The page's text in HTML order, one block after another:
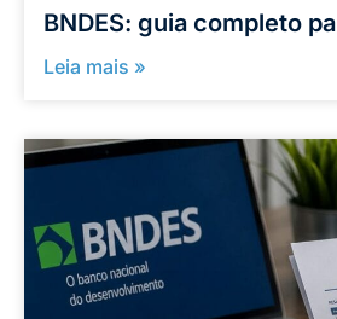
BNDES: guia completo
Leia mais »